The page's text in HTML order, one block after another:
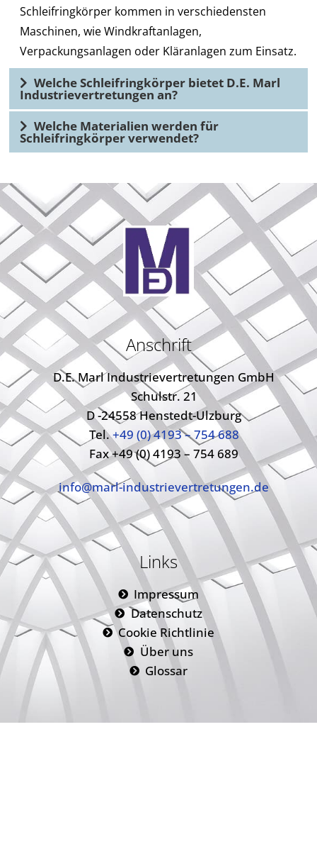
Schleifringkörper kommen in verschiedensten
Maschinen, wie Windkraftanlagen,
Verpackungsanlagen oder Kläranlagen zum Einsatz.
Welche Schleifringkörper bietet D.E. Marl
Industrievertretungen an?
Welche Materialien werden für
Schleifringkörper verwendet?
Anschrift
D.E. Marl Industrievertretungen GmbH
Schulstr. 21
D -24558 Henstedt-Ulzburg
Tel.+49 (0) 4193 – 754 688
Fax +49 (0) 4193 – 754 689
info@marl-industrievertretungen.de
Links
Impressum
Datenschutz
Cookie Richtlinie
Über uns
Glossar